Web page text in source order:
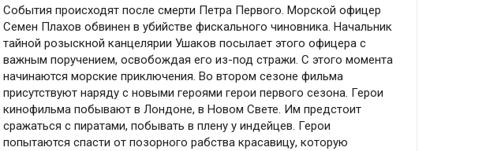
События происходят после смерти Петра Первого. Морской офицер
Семен Плахов обвинен в убийстве фискального чиновника. Начальник
тайной розыскной канцелярии Ушаков посылает этого офицера с
важным поручением, освобождая его из-под стражи. С этого момента
начинаются морские приключения. Во втором сезоне фильма
присутствуют наряду с новыми героями герои первого сезона. Герои
кинофильма побывают в Лондоне, в Новом Свете. Им предстоит
сражаться с пиратами, побывать в плену у индейцев. Герои
попытаются спасти от позорного рабства красавицу, которую